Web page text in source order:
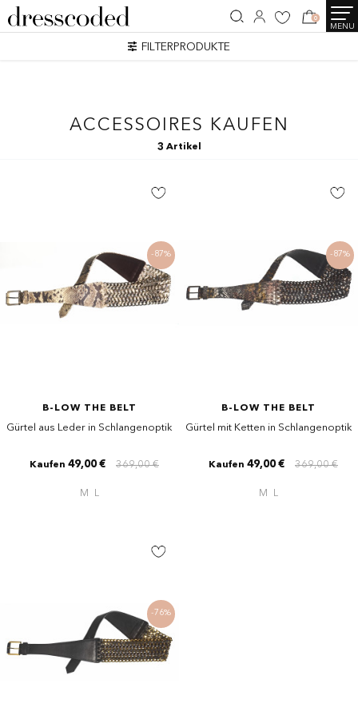
MENU
0
FILTERPRODUKTE
ACCESSOIRES KAUFEN
3 Artikel
-87%
B-LOW THE BELT
Gürtel aus Leder in Schlangenoptik
369,00 €
Kaufen 49,00 €
M L
-87%
B-LOW THE BELT
Gürtel mit Ketten in Schlangenoptik
369,00 €
Kaufen 49,00 €
M L
-76%